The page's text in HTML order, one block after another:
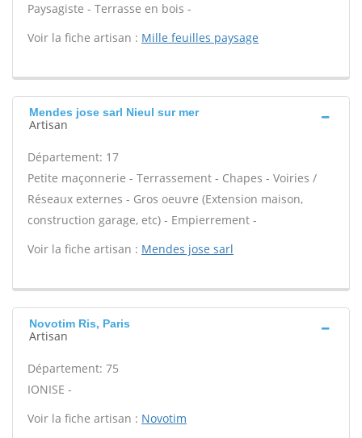
Paysagiste - Terrasse en bois -
Voir la fiche artisan : Mille feuilles paysage
Mendes jose sarl Nieul sur mer
Artisan
Département: 17
Petite maçonnerie - Terrassement - Chapes - Voiries /
Réseaux externes - Gros oeuvre (Extension maison,
construction garage, etc) - Empierrement -
Voir la fiche artisan : Mendes jose sarl
Novotim Ris, Paris
Artisan
Département: 75
IONISE -
Voir la fiche artisan : Novotim